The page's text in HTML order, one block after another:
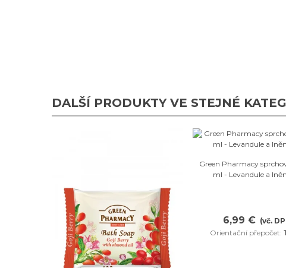
DALŠÍ PRODUKTY VE STEJNÉ
Oblíbené
Green Pharmacy
ml - Levandule a
6,99 € (vč.
Orientační přepočet: